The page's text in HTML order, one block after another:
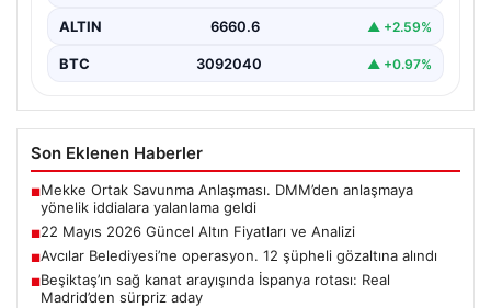
ALTIN 6660.6 ▲ +2.59%
BTC 3092040 ▲ +0.97%
Son Eklenen Haberler
■Mekke Ortak Savunma Anlaşması. DMM’den anlaşmaya
yönelik iddialara yalanlama geldi
■22 Mayıs 2026 Güncel Altın Fiyatları ve Analizi
■Avcılar Belediyesi’ne operasyon. 12 şüpheli gözaltına alındı
■Beşiktaş’ın sağ kanat arayışında İspanya rotası: Real
Madrid’den sürpriz aday